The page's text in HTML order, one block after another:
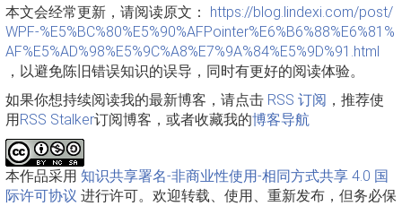
本文会经常更新，请阅读原文：
https://blog.lindexi.com/post/
WPF-%E5%BC%80%E5%90%AFPointer%E6%B6%88%E6%81%
AF%E5%AD%98%E5%9C%A8%E7%9A%84%E5%9D%91.html
，以避免陈旧错误知识的误导，同时有更好的阅读体验。
如果你想持续阅读我的最新博客，请点击 RSS 订阅 ，推荐使
用 RSS Stalker订阅博客，或者收藏我的博客导航
本作品采用 知识共享署名-非商业性使用-相同方式共享 4.0 国
际许可协议 进行许可。欢迎转载、使用、重新发布，但务必保